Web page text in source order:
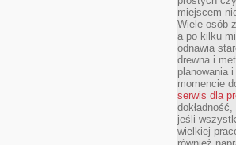
miejscem
Wiele osób
a po kilku
odnawia
drewna i
planowania
momencie
serwis dla
jeśli
wielkiej